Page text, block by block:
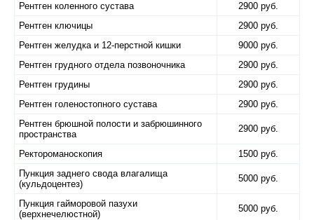
Рентген коленного сустава
2900 руб.
Рентген ключицы
2900 руб.
Рентген желудка и 12-перстной кишки
9000 руб.
Рентген грудного отдела позвоночника
2900 руб.
Рентген грудины
2900 руб.
Рентген голеностопного сустава
2900 руб.
Рентген брюшной полости и забрюшинного
пространства
2900 руб.
Ректороманоскопия
1500 руб.
Пункция заднего свода влагалища
(кульдоцентез)
5000 руб.
Пункция гайморовой пазухи
(верхнечелюстной)
5000 руб.